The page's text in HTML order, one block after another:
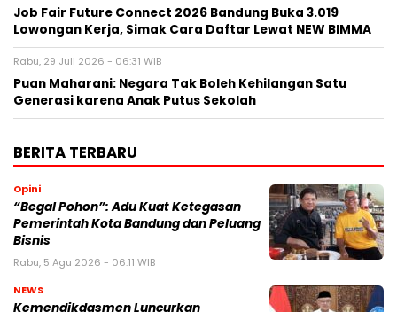
Job Fair Future Connect 2026 Bandung Buka 3.019
Lowongan Kerja, Simak Cara Daftar Lewat NEW BIMMA
Rabu, 29 Juli 2026 - 06:31 WIB
Puan Maharani: Negara Tak Boleh Kehilangan Satu
Generasi karena Anak Putus Sekolah
BERITA TERBARU
Opini
“Begal Pohon”: Adu Kuat Ketegasan
Pemerintah Kota Bandung dan Peluang
Bisnis
Rabu, 5 Agu 2026 - 06:11 WIB
NEWS
Kemendikdasmen Luncurkan